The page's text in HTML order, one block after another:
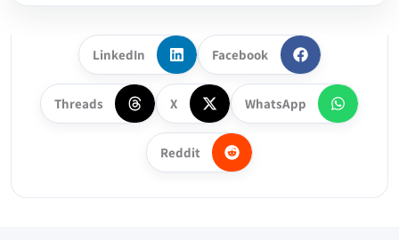
Facebook
LinkedIn
WhatsApp
X
Threads
Reddit